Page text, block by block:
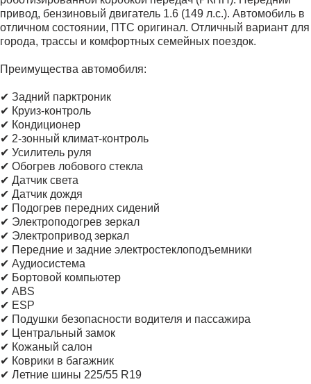
привод, бензиновый двигатель 1.6 (149 л.с.). Автомобиль в
отличном состоянии, ПТС оригинал. Отличный вариант для
города, трассы и комфортных семейных поездок.
Преимущества автомобиля:
✔ Задний парктроник
✔ Круиз-контроль
✔ Кондиционер
✔ 2-зонный климат-контроль
✔ Усилитель руля
✔ Обогрев лобового стекла
✔ Датчик света
✔ Датчик дождя
✔ Подогрев передних сидений
✔ Электроподогрев зеркал
✔ Электропривод зеркал
✔ Передние и задние электростеклоподъемники
✔ Аудиосистема
✔ Бортовой компьютер
✔ ABS
✔ ESP
✔ Подушки безопасности водителя и пассажира
✔ Центральный замок
✔ Кожаный салон
✔ Коврики в багажник
✔ Летние шины 225/55 R19